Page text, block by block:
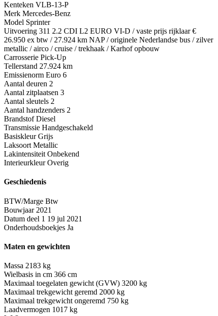
Kenteken VLB-13-P
Merk Mercedes-Benz
Model Sprinter
Uitvoering 311 2.2 CDI L2 EURO VI-D / vaste prijs rijklaar €
26.950 ex btw / 27.924 km NAP / originele Nederlandse bus / zilver
metallic / airco / cruise / trekhaak / Karhof opbouw
Carrosserie Pick-Up
Tellerstand 27.924 km
Emissienorm Euro 6
Aantal deuren 2
Aantal zitplaatsen 3
Aantal sleutels 2
Aantal handzenders 2
Brandstof Diesel
Transmissie Handgeschakeld
Basiskleur Grijs
Laksoort Metallic
Lakintensiteit Onbekend
Interieurkleur Overig
Geschiedenis
BTW/Marge Btw
Bouwjaar 2021
Datum deel 1 19 jul 2021
Onderhoudsboekjes Ja
Maten en gewichten
Massa 2183 kg
Wielbasis in cm 366 cm
Maximaal toegelaten gewicht (GVW) 3200 kg
Maximaal trekgewicht geremd 2000 kg
Maximaal trekgewicht ongeremd 750 kg
Laadvermogen 1017 kg